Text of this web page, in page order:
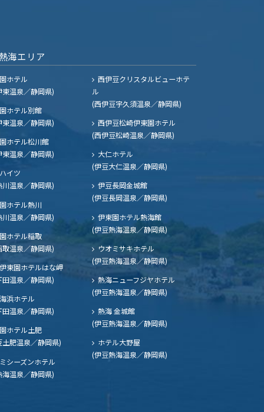
海エリア
ホテル
東温泉／静岡県)
ホテル別館
東温泉／静岡県)
ホテル松川館
東温泉／静岡県)
イツ
川温泉／静岡県)
ホテル熱川
川温泉／静岡県)
ホテル稲取
取温泉／静岡県)
東園ホテルはな岬
田温泉／静岡県)
浜ホテル
田温泉／静岡県)
ホテル土肥
土肥温泉／静岡県)
西伊豆クリスタルビューホテ
ル
(西伊豆宇久須温泉／静岡県)
西伊豆松崎伊東園ホテル
(西伊豆松崎温泉／静岡県)
大仁ホテル
(伊豆大仁温泉／静岡県)
伊豆長岡金城館
(伊豆長岡温泉／静岡県)
伊東園ホテル熱海館
(伊豆熱海温泉／静岡県)
ウオミサキホテル
(伊豆熱海温泉／静岡県)
熱海ニューフジヤホテル
(伊豆熱海温泉／静岡県)
熱海 金城館
(伊豆熱海温泉／静岡県)
ホテル大野屋
(伊豆熱海温泉／静岡県)
シーズンホテル
海温泉／静岡県)